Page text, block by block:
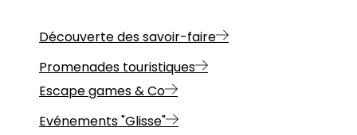
Découverte des savoir-faire
Promenades touristiques
Escape games & Co
Evénements "Glisse"